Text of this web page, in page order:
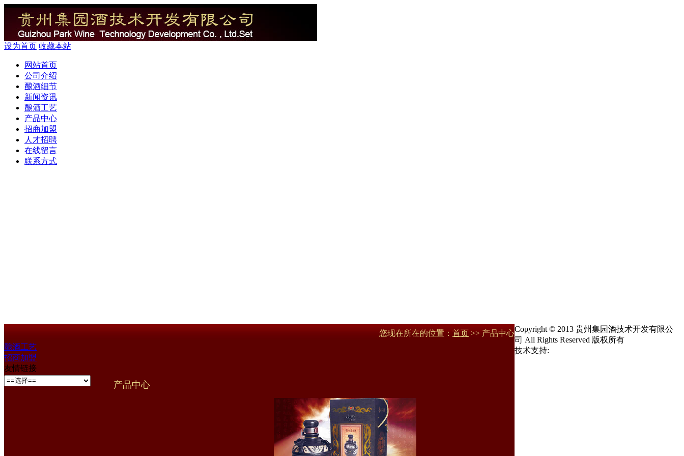
设为首页 收藏本站
网站首页
公司介绍
酿酒细节
新闻资讯
酿酒工艺
产品中心
招商加盟
人才招聘
在线留言
联系方式
您现在所在的位置： 首页 >> 产品中心
酿酒工艺
招商加盟
友情链接
产品中心
Copyright © 2013 贵州集园酒技术开发有限公
司 All Rights Reserved 版权所有
技术支持: